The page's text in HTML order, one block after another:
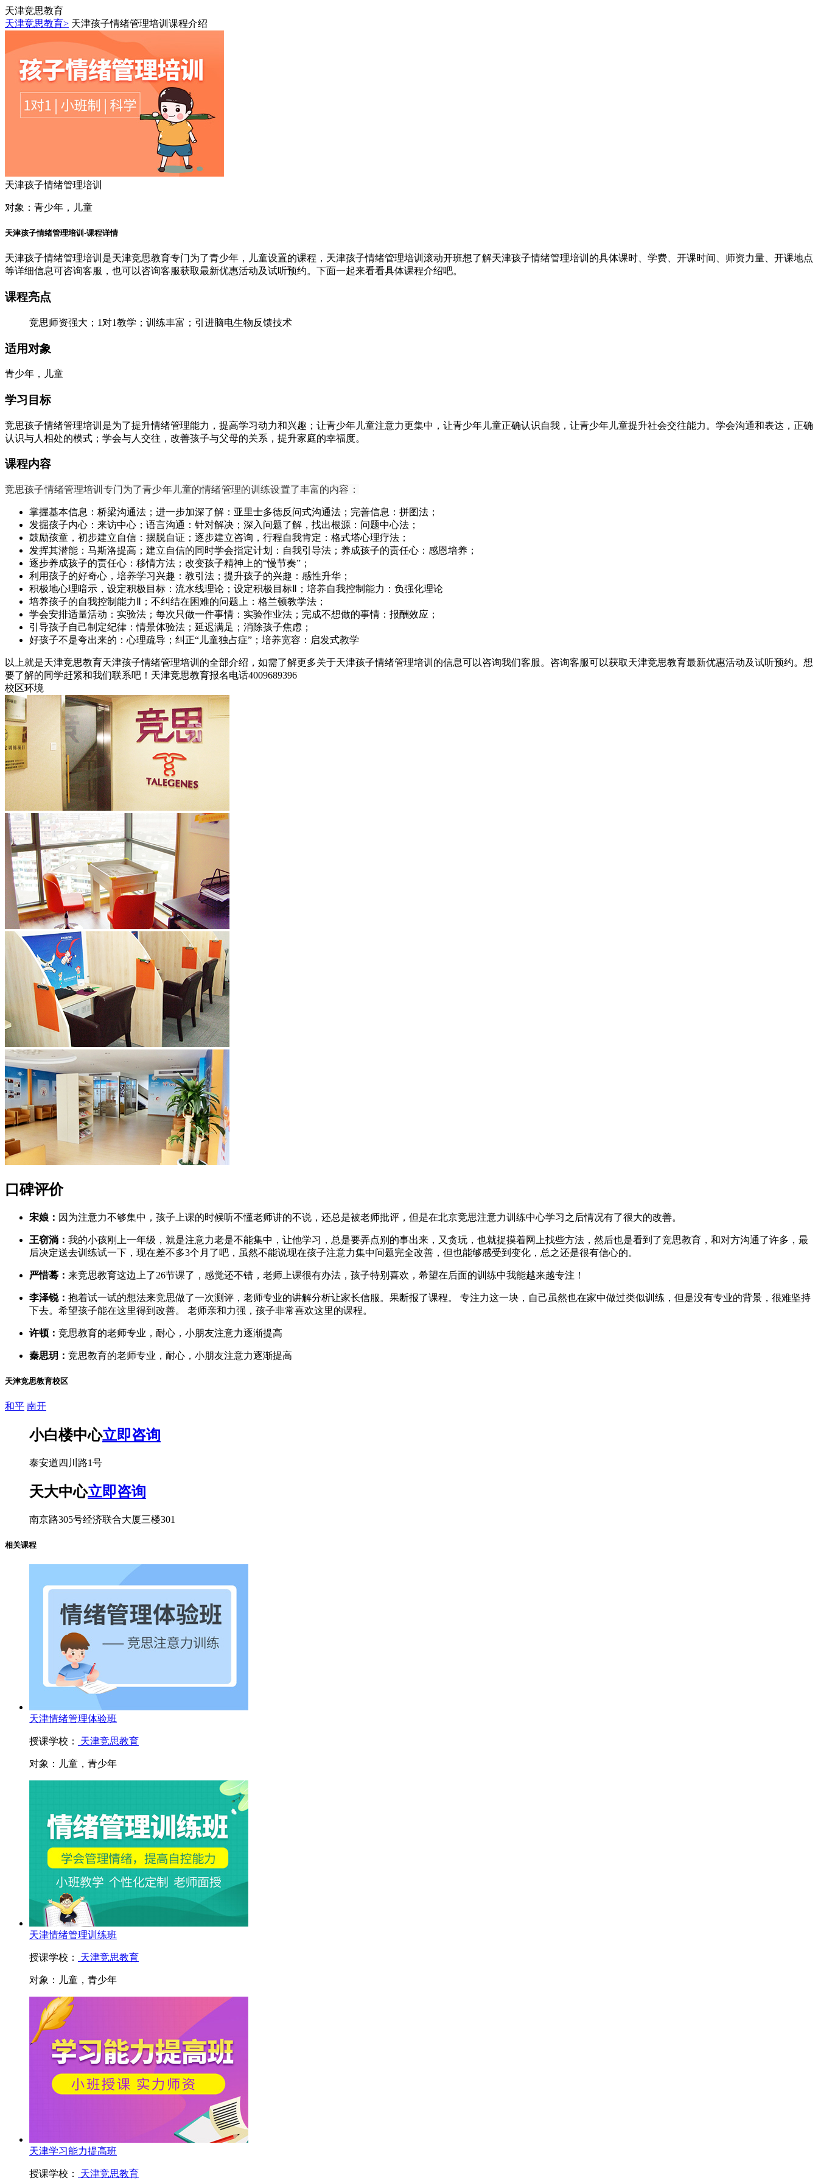
天津竞思教育
天津竞思教育> 天津孩子情绪管理培训课程介绍
天津孩子情绪管理培训
对象： 青少年，儿童
天津孩子情绪管理培训-课程详情
天津孩子情绪管理培训是天津竞思教育专门为了青少年，儿童设置的课程，天津孩子情绪管理培训滚动开班想了解天津孩子情绪管理培训的具体课时、学费、开课时间、师资力量、开课地点
等详细信息可咨询客服，也可以咨询客服获取最新优惠活动及试听预约。下面一起来看看具体课程介绍吧。
课程亮点
竞思师资强大；1对1教学；训练丰富；引进脑电生物反馈技术
适用对象
青少年，儿童
学习目标
竞思孩子情绪管理培训是为了提升情绪管理能力， 提高学习动力和兴趣； 让青少年儿童注意力更集中， 让青少年儿童正确认识自我， 让青少年儿童提升社会交往能力 。 学会沟通和表达，正确
认识与人相处的模式；学会与人交往，改善孩子与父母的关系，提升家庭的幸福度。
课程内容
竞思孩子情绪管理培训 专门为了青少年儿童的情绪管理的训练设置了丰富的内容：
掌握基本信息：桥梁沟通法；进一步加深了解：亚里士多德反问式沟通法；完善信息：拼图法；
发掘孩子内心：来访中心；语言沟通：针对解决；深入问题了解，找出根源：问题中心法；
鼓励孩童，初步建立自信：摆脱自证；逐步建立咨询，行程自我肯定：格式塔心理疗法；
发挥其潜能：马斯洛提高；建立自信的同时学会指定计划：自我引导法；养成孩子的责任心：感恩培养；
逐步养成孩子的责任心：移情方法；改变孩子精神上的“慢节奏”；
利用孩子的好奇心，培养学习兴趣：教引法；提升孩子的兴趣：感性升华；
积极地心理暗示，设定积极目标：流水线理论；设定积极目标Ⅱ；培养自我控制能力：负强化理论
培养孩子的自我控制能力Ⅱ；不纠结在困难的问题上：格兰顿教学法；
学会安排适量活动：实验法；每次只做一件事情：实验作业法；完成不想做的事情：报酬效应；
引导孩子自己制定纪律：情景体验法；延迟满足；消除孩子焦虑；
好孩子不是夸出来的：心理疏导；纠正“儿童独占症”；培养宽容：启发式教学
以上就是天津竞思教育天津孩子情绪管理培训的全部介绍，如需了解更多关于天津孩子情绪管理培训的信息可以咨询我们客服。咨询客服可以获取天津竞思教育最新优惠活动及试听预约。想
要了解的同学赶紧和我们联系吧！天津竞思教育报名电话4009689396
校区环境
口碑评价
宋娘： 因为注意力不够集中，孩子上课的时候听不懂老师讲的不说，还总是被老师批评，但是在北京竞思注意力训练中心学习之后情况有了很大的改善。
王窃淌： 我的小孩刚上一年级，就是注意力老是不能集中，让他学习，总是要弄点别的事出来，又贪玩，也就捉摸着网上找些方法，然后也是看到了竞思教育，和对方沟通了许多，最
后决定送去训练试一下，现在差不多3个月了吧，虽然不能说现在孩子注意力集中问题完全改善，但也能够感受到变化，总之还是很有信心的。
严惜蓦： 来竞思教育这边上了26节课了，感觉还不错，老师上课很有办法，孩子特别喜欢，希望在后面的训练中我能越来越专注！
李泽锐： 抱着试一试的想法来竞思做了一次测评，老师专业的讲解分析让家长信服。果断报了课程。 专注力这一块，自己虽然也在家中做过类似训练，但是没有专业的背景，很难坚持
下去。希望孩子能在这里得到改善。 老师亲和力强，孩子非常喜欢这里的课程。
许顿： 竞思教育的老师专业，耐心，小朋友注意力逐渐提高
秦思玥： 竞思教育的老师专业，耐心，小朋友注意力逐渐提高
天津竞思教育校区
和平 南开
小白楼中心立即咨询
泰安道四川路1号
天大中心立即咨询
南京路305号经济联合大厦三楼301
相关课程
天津情绪管理体验班
授课学校： 天津竞思教育
对象： 儿童，青少年
天津情绪管理训练班
授课学校： 天津竞思教育
对象： 儿童，青少年
天津学习能力提高班
授课学校： 天津竞思教育